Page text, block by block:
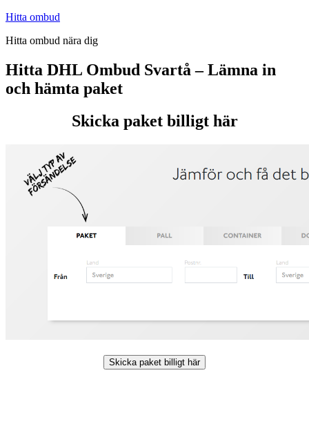
Hoppa
innehåll
Hitta ombud
Hitta ombud nära dig
Hitta DHL Ombud Svartå – Lämna in
och hämta paket
Skicka paket billigt här
Skicka paket billigt här